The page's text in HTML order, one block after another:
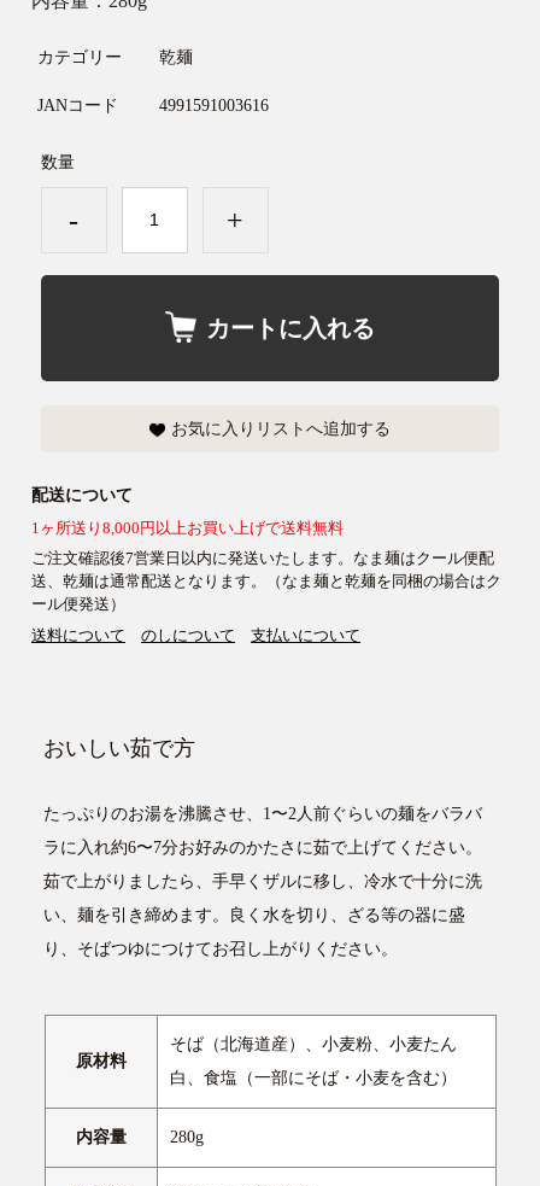
カテゴリー 乾麺
JANコード 4991591003616
数量
- +
カートに入れる
お気に入りリストへ追加する
配送について
1ヶ所送り8,000円以上お買い上げで送料無料
ご注文確認後7営業日以内に発送いたします。なま麺はクール便配
送、乾麺は通常配送となります。（なま麺と乾麺を同梱の場合はク
ール便発送）
送料について
のしについて 支払いについて
おいしい茹で方
たっぷりのお湯を沸騰させ、1〜2人前ぐらいの麺をバラバ
ラに入れ約6〜7分お好みのかたさに茹で上げてください。
茹で上がりましたら、手早くザルに移し、冷水で十分に洗
い、麺を引き締めます。良く水を切り、ざる等の器に盛
り、そばつゆにつけてお召し上がりください。
原材料
そば（北海道産）、小麦粉、小麦たん
白、食塩（一部にそば・小麦を含む）
内容量 280g